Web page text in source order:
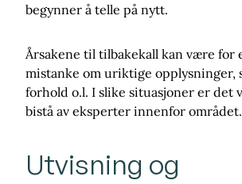
begynner å telle på nytt.
Årsakene til tilbakekall kan være for
mistanke om uriktige opplysninger,
forhold o.l. I slike situasjoner er det
bistå av eksperter innenfor området.
Utvisning og